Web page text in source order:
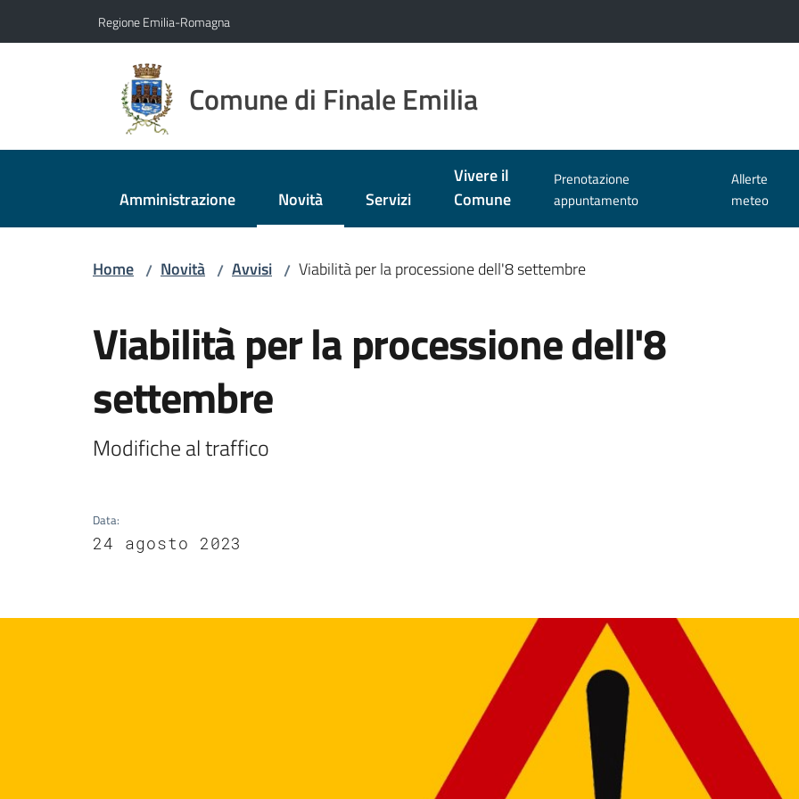
Regione Emilia-Romagna
Comune di Finale Emilia
Amministrazione Novità
Menu selezionato
Servizi
Vivere il
Comune
Prenotazione
appuntamento
Allerte
meteo
Home / Novità / Avvisi / Viabilità per la processione dell'8 settembre
Viabilità per la processione dell'8
settembre
Modifiche al traffico
Data:
24 agosto 2023